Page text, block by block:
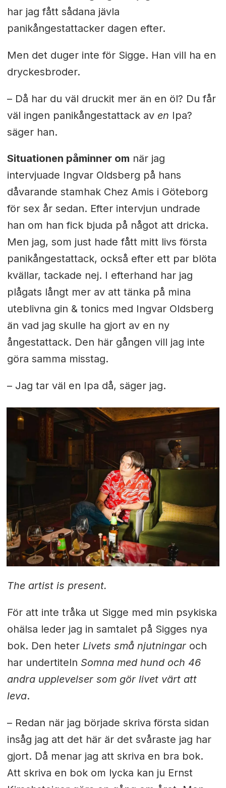
har jag fått sådana jävla
panikångestattacker dagen efter.
Men det duger inte för Sigge. Han vill ha en
dryckesbroder.
– Då har du väl druckit mer än en öl? Du får
väl ingen panikångestattack av en Ipa?
säger han.
Situationen påminner om när jag
intervjuade Ingvar Oldsberg på hans
dåvarande stamhak Chez Amis i Göteborg
för sex år sedan. Efter intervjun undrade
han om han fick bjuda på något att dricka.
Men jag, som just hade fått mitt livs första
panikångestattack, också efter ett par blöta
kvällar, tackade nej. I efterhand har jag
plågats långt mer av att tänka på mina
uteblivna gin & tonics med Ingvar Oldsberg
än vad jag skulle ha gjort av en ny
ångestattack. Den här gången vill jag inte
göra samma misstag.
– Jag tar väl en Ipa då, säger jag.
The artist is present.
För att inte tråka ut Sigge med min psykiska
ohälsa leder jag in samtalet på Sigges nya
bok. Den heter Livets små njutningaroch
har undertiteln Somna med hund och 46
andra upplevelser som gör livet värt att
leva.
– Redan när jag började skriva första sidan
insåg jag att det här är det svåraste jag har
gjort. Då menar jag att skriva en bra bok.
Att skriva en bok om lycka kan ju Ernst